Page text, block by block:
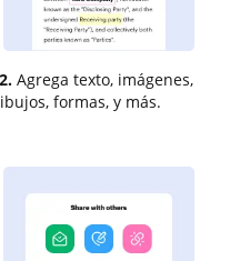
Agrega texto, imágenes,
formas, y más.